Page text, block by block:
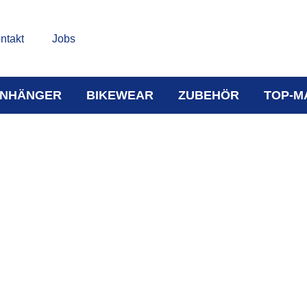
Jobs
BIKEWEAR ZUBEHÖR TOP-